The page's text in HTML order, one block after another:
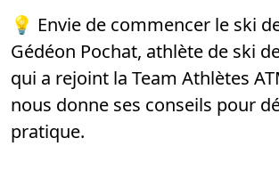
💡 Envie de commencer le ski
Gédéon Pochat, athlète de ski
qui a rejoint la Team Athlètes
nous donne ses conseils pour
pratique.